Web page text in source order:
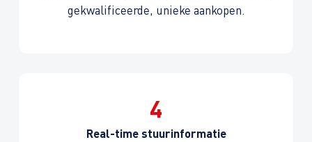
gekwalificeerde, unieke aankopen.
4
Real-time stuurinformatie